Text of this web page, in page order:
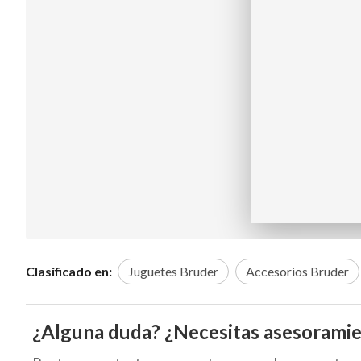
Clasificado en: Juguetes Bruder Accesorios Bruder
¿Alguna duda? ¿Necesitas